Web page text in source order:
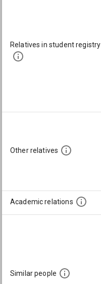
Relatives in student registry
Other relatives
Academic relations
Similar people